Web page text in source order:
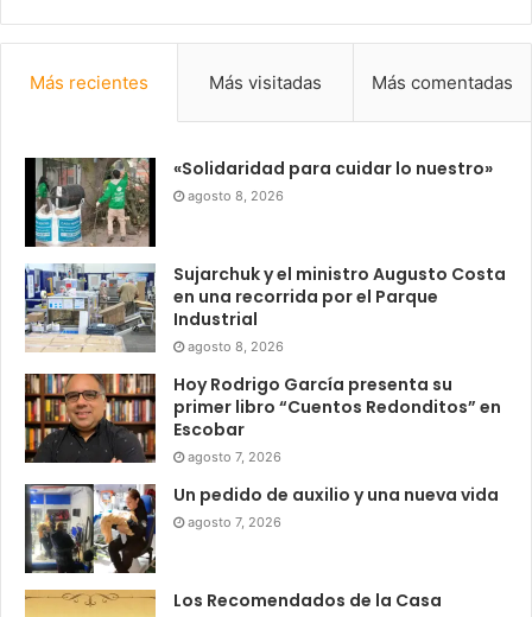
Más recientes Más visitadas Más comentadas
«Solidaridad para cuidar lo nuestro»
agosto 8, 2026
Sujarchuk y el ministro Augusto Costa
en una recorrida por el Parque
Industrial
agosto 8, 2026
Hoy Rodrigo García presenta su
primer libro “Cuentos Redonditos” en
Escobar
agosto 7, 2026
Un pedido de auxilio y una nueva vida
agosto 7, 2026
Los Recomendados de la Casa